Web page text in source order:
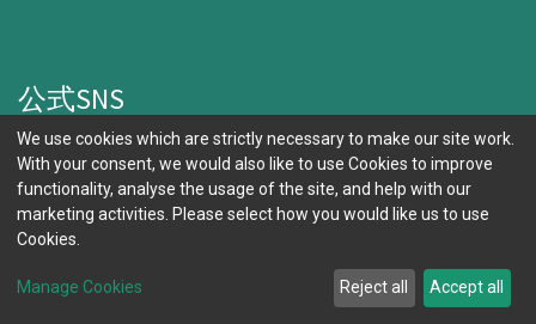
公式SNS
重要なリンク​
当社が選ばれる理由
We use cookies which are strictly necessary to make our site work.
With your consent, we would also like to use Cookies to improve
functionality, analyse the usage of the site, and help with our
marketing activities. Please select how you would like us to use
Cookies.
Manage Cookies Reject all Accept all